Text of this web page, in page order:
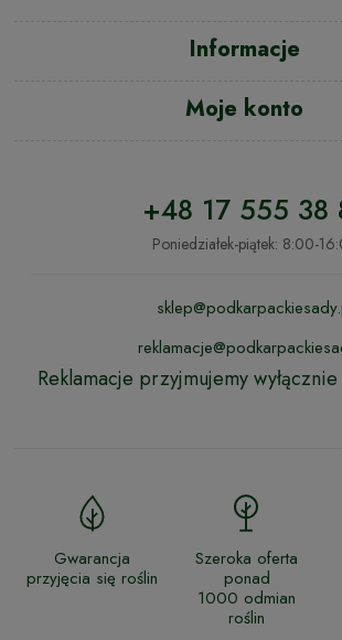
Informacje
Moje konto
+48 17 555 38
Poniedziałek-piątek: 8:00-
Reklamacje przyjmujemy
Gwarancja
przyjęcia się roślin
Szeroka oferta
ponad
1000 odmian
roślin